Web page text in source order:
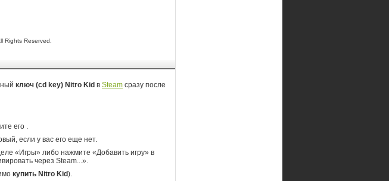
Rights Reserved.
ключ (cd key) Nitro Kid в Steam сразу после
его .
если у вас его еще нет.
«Игры» либо нажмите «Добавить игру» в
через Steam...».
купить Nitro Kid).